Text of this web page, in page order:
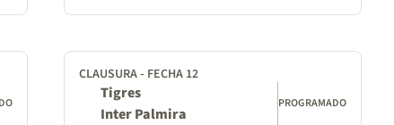
CLAUSURA - FECHA 12
Tigres
Inter Palmira
PROGRAMADO